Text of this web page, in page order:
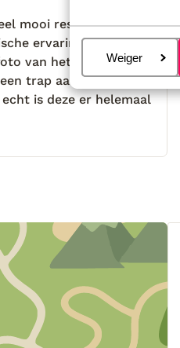
Beheren
Weiger
mooi resort/hotel.
ervaring daar
van het resort (ook
trap aanwezig die
is deze er helemaal
AI en dat is
the Island concept
mooi resort/hotel.
ervaring daar
van het resort (ook
trap aanwezig die
is deze er helemaal